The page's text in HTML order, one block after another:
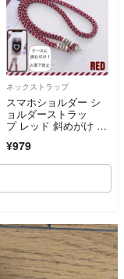
ネックストラップ
スマホショルダー シ
ョルダーストラッ
プ レッド 斜めがけ 落
¥979